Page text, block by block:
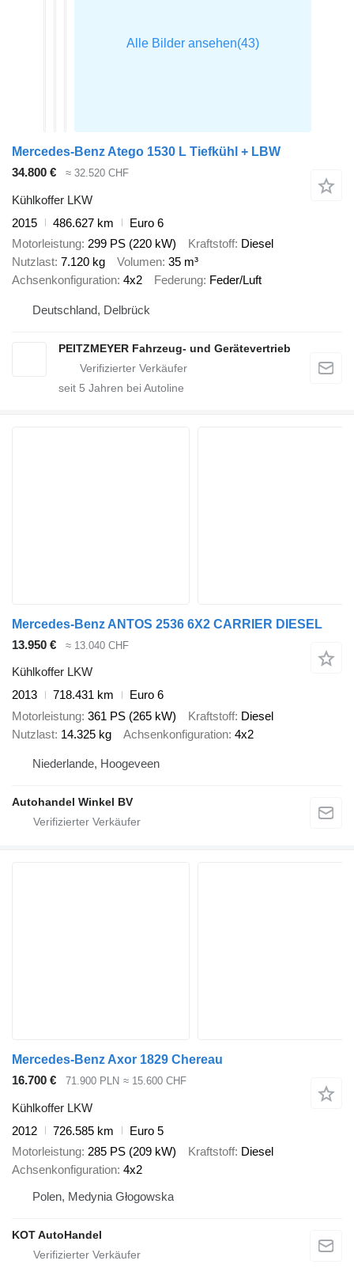
Mercedes-Benz Atego 1530 L Tiefkühl + LBW
34.800 €
≈ 32.520 CHF
Kühlkoffer LKW
2015
486.627 km
Euro 6
Motorleistung 299 PS (220 kW) Kraftstoff Diesel
Nutzlast 7.120 kg Volumen 35 m³
Achsenkonfiguration 4x2 Federung Feder/Luft
Deutschland, Delbrück
PEITZMEYER Fahrzeug- und Gerätevertrieb
seit 5 Jahren bei Autoline
Mercedes-Benz ANTOS 2536 6X2 CARRIER DIESEL
13.950 €
≈ 13.040 CHF
Kühlkoffer LKW
2013
718.431 km
Euro 6
Motorleistung 361 PS (265 kW) Kraftstoff Diesel
Nutzlast 14.325 kg Achsenkonfiguration 4x2
Niederlande, Hoogeveen
Autohandel Winkel BV
Mercedes-Benz Axor 1829 Chereau
16.700 €
71.900 PLN ≈ 15.600 CHF
Kühlkoffer LKW
2012
726.585 km
Euro 5
Motorleistung 285 PS (209 kW) Kraftstoff Diesel
Achsenkonfiguration 4x2
Polen, Medynia Głogowska
KOT AutoHandel